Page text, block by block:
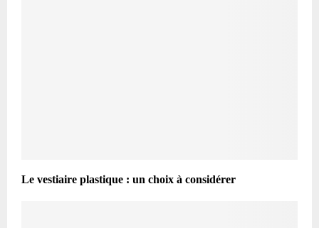
Le vestiaire plastique : un choix à considérer